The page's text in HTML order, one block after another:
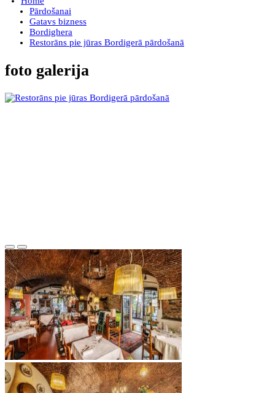
Pārdošanai
Gatavs bizness
Bordighera
Restorāns pie jūras Bordigerā pārdošanā
foto galerija